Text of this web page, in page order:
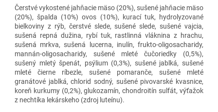
Čerstvé vykostené jahňacie mäso (20%), sušené jahňacie mäso
(20%), špalda (10%) ovos (10%), kurací tuk, hydrolyzované
bielkoviny z rýb, čerstvé slede, sušené slede, sušené vajcia,
sušená repná dužina, rybí tuk, rastlinná vláknina z hrachu,
sušená mrkva, sušená lucerna, inulín, frukto-oligosacharidy,
mannán-oligosacharidy, sušené mleté čučoriedky (0,5%),
sušený mletý špenát, psýlium (0,3%), sušené jablká, sušené
mleté čierne ríbezle, sušené pomaranče, sušené mleté
granátové jablká, chlorid sodný, sušené pivovarské kvasnice,
koreň kurkumy (0,2%), glukozamín, chondroitín sulfát, výťažok
z nechtíka lekárskeho (zdroj luteínu).